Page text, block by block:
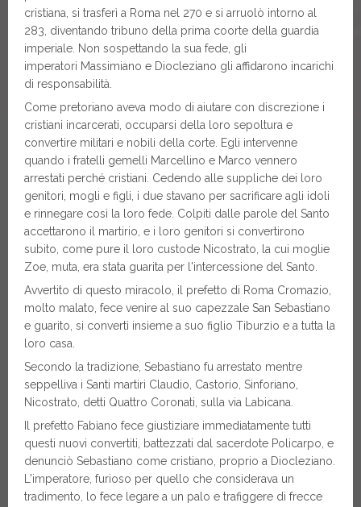
cristiana, si trasferì a Roma nel 270 e si arruolò intorno al
283, diventando tribuno della prima coorte della guardia
imperiale. Non sospettando la sua fede, gli
imperatori Massimiano e Diocleziano gli affidarono incarichi
di responsabilità.
Come pretoriano aveva modo di aiutare con discrezione i
cristiani incarcerati, occuparsi della loro sepoltura e
convertire militari e nobili della corte. Egli intervenne
quando i fratelli gemelli Marcellino e Marco vennero
arrestati perché cristiani. Cedendo alle suppliche dei loro
genitori, mogli e figli, i due stavano per sacrificare agli idoli
e rinnegare così la loro fede. Colpiti dalle parole del Santo
accettarono il martirio, e i loro genitori si convertirono
subito, come pure il loro custode Nicostrato, la cui moglie
Zoe, muta, era stata guarita per l'intercessione del Santo.
Avvertito di questo miracolo, il prefetto di Roma Cromazio,
molto malato, fece venire al suo capezzale San Sebastiano
e guarito, si convertì insieme a suo figlio Tiburzio e a tutta la
loro casa.
Secondo la tradizione, Sebastiano fu arrestato mentre
seppelliva i Santi martiri Claudio, Castorio, Sinforiano,
Nicostrato, detti Quattro Coronati, sulla via Labicana.
Il prefetto Fabiano fece giustiziare immediatamente tutti
questi nuovi convertiti, battezzati dal sacerdote Policarpo, e
denunciò Sebastiano come cristiano, proprio a Diocleziano.
L'imperatore, furioso per quello che considerava un
tradimento, lo fece legare a un palo e trafiggere di frecce